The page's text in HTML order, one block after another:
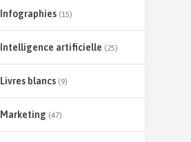
Infographies(15)
Intelligence artificielle (25)
Livres blancs(9)
Marketing (47)